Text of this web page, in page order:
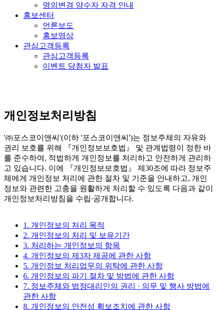
명의변경 양수자 자격 안내
홍보센터
언론보도
홍보영상
관심고객등록
관심고객등록
이벤트 당첨자 발표
개인정보처리방침
'㈜포스코이앤씨'(이하 '포스코이앤씨')는 정보주체의 자유와
권리 보호를 위해 『개인정보보호법』 및 관계법령이 정한 바
를 준수하여, 적법하게 개인정보를 처리하고 안전하게 관리하
고 있습니다. 이에 『개인정보보호법』 제30조에 따라 정보주
체에게 개인정보 처리에 관한 절차 및 기준을 안내하고, 개인
정보와 관련한 고충을 원활하게 처리할 수 있도록 다음과 같이
개인정보처리방침을 수립∙공개합니다.
1. 개인정보의 처리 목적
2. 개인정보의 처리 및 보유기간
3. 처리하는 개인정보의 항목
4. 개인정보의 제3자 제공에 관한 사항
5. 개인정보 처리업무의 위탁에 관한 사항
6. 개인정보의 파기 절차 및 방법에 관한 사항
7. 정보주체와 법정대리인의 권리 · 의무 및 행사 방법에
관한 사항
8. 개인정보의 안전성 확보조치에 관한 사항